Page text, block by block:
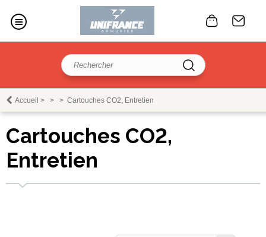
Accueil > > > Cartouches CO2, Entretien
Cartouches CO2,
Entretien